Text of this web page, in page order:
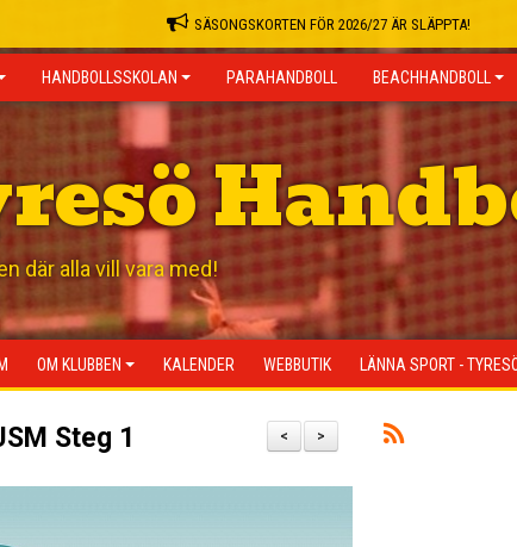
SÄSONGSKORTEN FÖR 2026/27 ÄR SLÄPPTA!
HANDBOLLSSKOLAN PARAHANDBOLL BEACHHANDBOLL
där alla vill vara med!
OM KLUBBEN KALENDER WEBBUTIK LÄNNA SPORT -
>
<
Steg 1